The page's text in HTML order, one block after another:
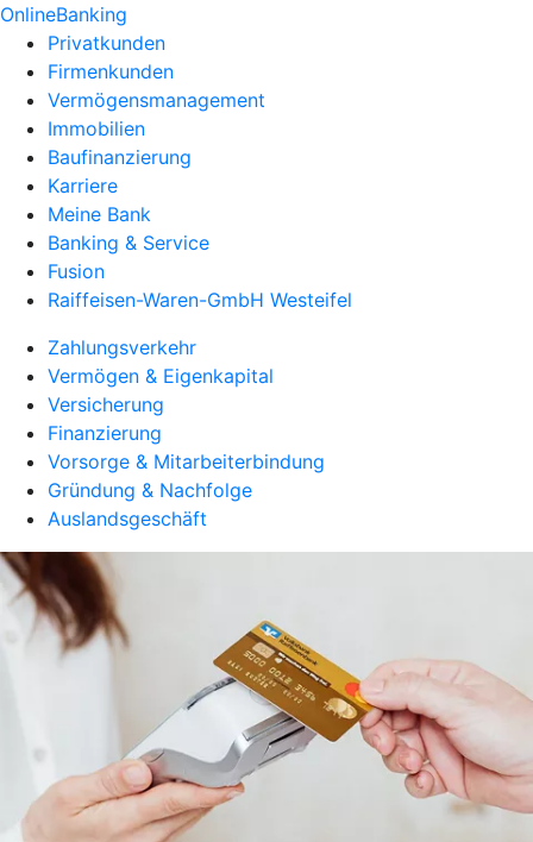
OnlineBanking
Privatkunden
Firmenkunden
Vermögensmanagement
Immobilien
Baufinanzierung
Karriere
Meine Bank
Banking & Service
Fusion
Raiffeisen-Waren-GmbH Westeifel
Zahlungsverkehr
Vermögen & Eigenkapital
Versicherung
Finanzierung
Vorsorge & Mitarbeiterbindung
Gründung & Nachfolge
Auslandsgeschäft